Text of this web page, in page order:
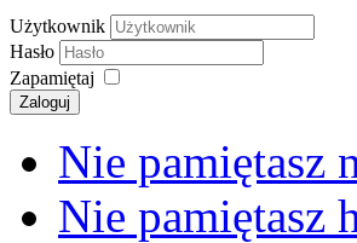
Użytkownik
Hasło
Zapamiętaj
Zaloguj
Nie pamiętasz
Nie pamiętasz